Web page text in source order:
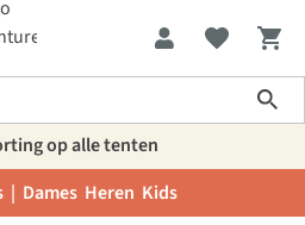
op alle tenten
| Dames Heren Kids